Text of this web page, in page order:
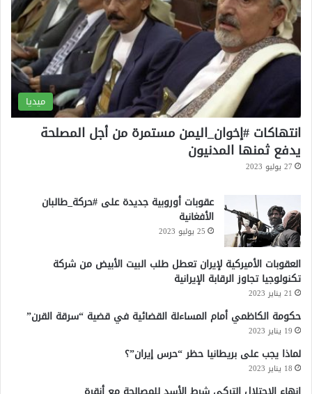
ميديا
انتهاكات #إخوان_اليمن مستمرة من أجل المصلحة
يدفع ثمنها المدنيون
27 يوليو 2023
عقوبات أوروبية جديدة على #حركة_طالبان
الأفغانية
25 يوليو 2023
العقوبات الأميركية لإيران تعطل طلب البيت الأبيض من شركة
تكنولوجيا تجاوز الرقابة الإيرانية
21 يناير 2023
حكومة الكاظمي أمام المساءلة القضائية في قضية “سرقة القرن”
19 يناير 2023
لماذا يجب على بريطانيا حظر “حرس إيران”؟
18 يناير 2023